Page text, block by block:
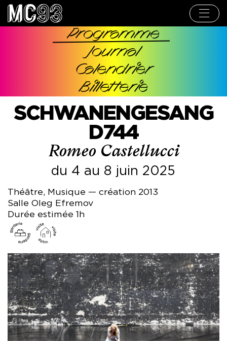
Aller
contenu
Navigation
Programme
Journal
Calendrier
Billetterie
Théâtre, Musique — création 2013
SCHWANENGESANG
D744
Romeo Castellucci
du 4 au 8 juin 2025
Salle Oleg Efremov
Durée estimée 1h